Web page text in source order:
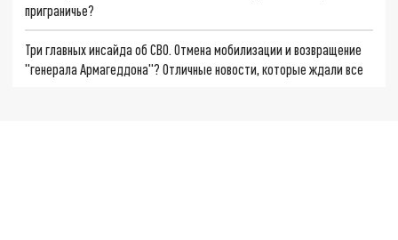
приграничье?
Три главных инсайда об СВО. Отмена мобилизации и возвращение
"генерала Армагеддона"? Отличные новости, которые ждали все